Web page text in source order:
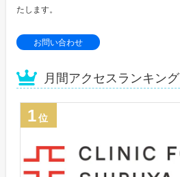
たします。
お問い合わせ
月間アクセスランキング
1位